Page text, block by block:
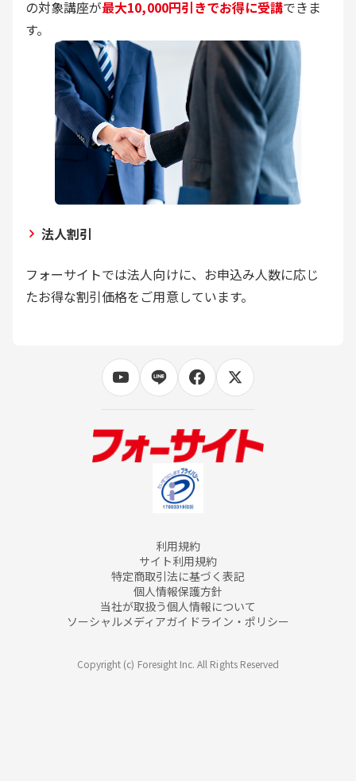
の対象講座が最大10,000円引きでお得に受講できま
す。
法人割引
フォーサイトでは法人向けに、お申込み人数に応じ
たお得な割引価格をご用意しています。
利用規約
サイト利用規約
特定商取引法に基づく表記
個人情報保護方針
当社が取扱う個人情報について
ソーシャルメディアガイドライン・ポリシー
Copyright (c) Foresight Inc. All Rights Reserved